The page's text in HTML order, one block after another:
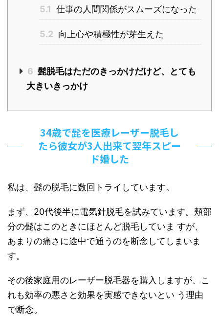
5.1 仕事の人間関係がスムーズになった
5.2 向上心や積極性が芽生えた
6 髭脱毛はただのきっかけだけど、とても
大きいきっかけ
34歳で髭を医療レーザー脱毛し
たら彼女が3人出来て翌年スピー
ド婚した
私は、髭の脱毛に数回トライしています。
まず、20代後半に電気針脱毛を試みています。頬部
分の髭はこのときにほとんど脱毛していま すが、
あまりの痛さに途中で通うのを断念してしまいま
す。
その後家庭用のレーザー脱毛器を購入しますが、こ
れも効率の悪さと効果を実感できないとい う理由
で断念。